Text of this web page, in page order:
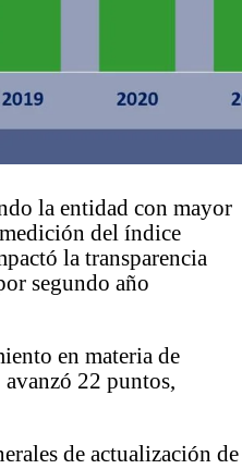
la entidad con mayor
del índice
la transparencia
segundo año
en materia de
22 puntos,
de actualización de